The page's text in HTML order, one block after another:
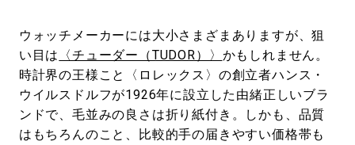
ウォッチメーカーには大小さまざまありますが、狙
い目は
〈チューダー（TUDOR）〉 かもしれません。
時計界の王様こと〈ロレックス〉の創立者ハンス・
ウイルスドルフが1926年に設立した由緒正しいブラ
ンドで、毛並みの良さは折り紙付き。しかも、品質
はもちろんのこと、比較的手の届きやすい価格帯も